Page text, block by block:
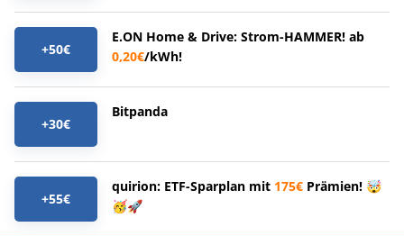
+50€
E.ON Home & Drive: Strom-HAMMER! ab
0,20€/kWh!
+30€
Bitpanda
+55€
quirion: ETF-Sparplan mit 175€ Prämien! 🤯
🥳🚀